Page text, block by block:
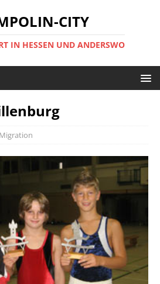
CITY
IN HESSEN UND ANDERSWO
Migration